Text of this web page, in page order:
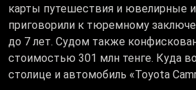
карты путешествия и ювелирные
приговорили к тюремному
до 7 лет. Судом также
стоимостью 301 млн тенге. Куда
столице и автомобиль «Toyota